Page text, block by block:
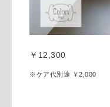
￥12,300
※ケア代別途 ￥2,000